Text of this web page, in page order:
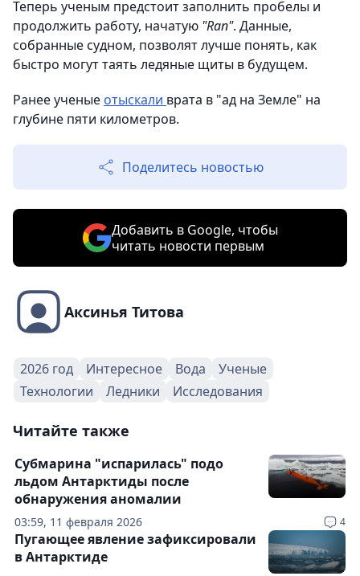
Теперь ученым предстоит заполнить пробелы и
продолжить работу, начатую "Ran". Данные,
собранные судном, позволят лучше понять, как
быстро могут таять ледяные щиты в будущем.
Ранее ученые отыскали врата в "ад на Земле" на
глубине пяти километров.
Поделитесь новостью
Добавить в Google, чтобы
читать новости первым
Аксинья Титова
2026 год Интересное Вода
Ученые
Технологии
Ледники Исследования
Читайте также
03:59, 11 февраля 2026 4
Субмарина "испарилась" подо
льдом Антарктиды после
обнаружения аномалии
Пугающее явление зафиксировали
в Антарктиде